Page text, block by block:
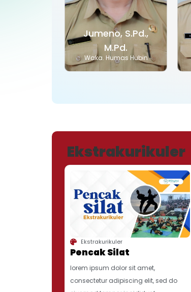
Jumeno, S.Pd.,
M.Pd.
Waka. Humas Hubin
Ekstrakurikuler
Ekstrakurikuler
Pencak Silat
lorem ipsum dolor sit amet,
consectetur adipiscing elit, sed do